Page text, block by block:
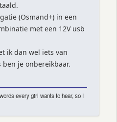
(Osmand+) in een
met een 12V usb
ik dan wel iets van
je onbereikbaar.
every girl wants to hear, so I